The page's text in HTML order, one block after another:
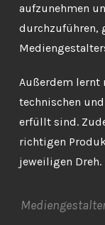
aufzunehmen
durchzuführen,
Außerdem lernt
technischen
erfüllt sind.
richtigen
jeweiligen Dreh.